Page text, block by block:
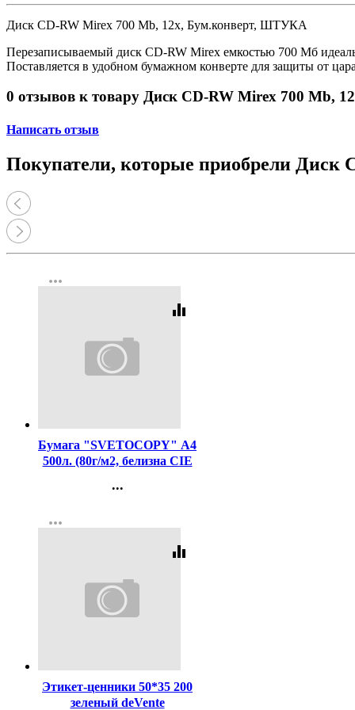
Принтеры, копиры, МФУ
Оборудование банковское
Шредеры
Диск CD-RW Mirex 700 Mb, 12х, Бум.конверт, ШТУКА
Перезаписываемый диск CD-RW Mirex емкостью 700 Мб
Поставляется в удобном бумажном конверте для защиты от
0 отзывов к товару Диск CD-RW Mirex 700 Mb,
Написать отзыв
Покупатели, которые приобрели
more_horiz
equalizer
Бумага "SVETOCOPY" А4
500л. (80г/м2, белизна CIE
(Ст.5)
...
Регистрация
more_horiz
equalizer
Этикет-ценники 50*35 200
зеленый deVente